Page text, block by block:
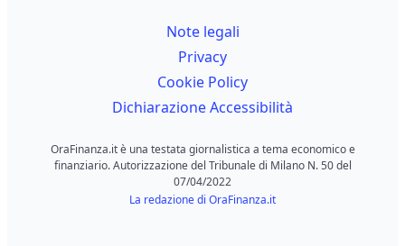
Note legali
Privacy
Cookie Policy
Dichiarazione Accessibilità
OraFinanza.it è una testata giornalistica a tema economico e
finanziario. Autorizzazione del Tribunale di Milano N. 50 del
07/04/2022
La redazione di OraFinanza.it